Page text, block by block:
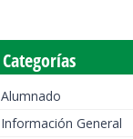
Categorías
Alumnado
Información General